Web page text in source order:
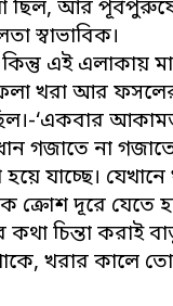
ছিল, আর
স্বাভাবিক।
কিন্তু এই এলাকায়
খরা আর
‘একবার
গজাতে না
যাচ্ছে। যেখানে
দূরে যেতে
কথা চিন্তা করাই
খরার কালে